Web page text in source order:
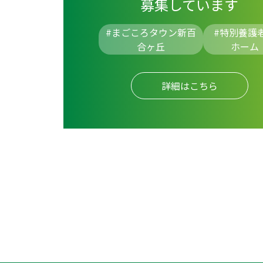
募集しています
#まごころタウン新百
合ヶ丘
#特別養護
ホーム
詳細はこちら